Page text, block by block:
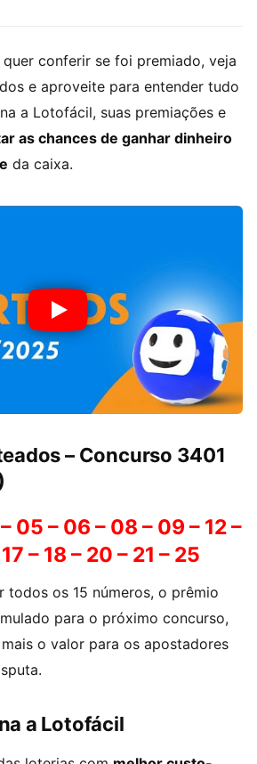
conferir se foi premiado, veja
e aproveite para entender tudo
a Lotofácil, suas premiações e
as chances de ganhar dinheiro
da caixa.
– Concurso 3401
05 – 06 – 08 – 09 – 12 –
– 18 – 20 – 21 – 25
todos os 15 números, o prêmio
para o próximo concurso,
o valor para os apostadores
a Lotofácil